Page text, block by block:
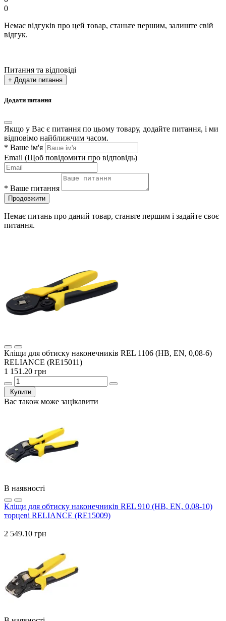
0
Немає відгуків про цей товар, станьте першим, залиште свій
відгук.
Питання та відповіді
+ Додати питання
Додати питання
Якщо у Вас є питання по цьому товару, додайте питання, і ми
відповімо найближчим часом.
* Ваше ім'я
Email (Щоб повідомити про відповідь)
* Ваше питання
Продовжити
Немає питань про даний товар, станьте першим і задайте своє
питання.
Кліщи для обтиску наконечників REL 1106 (HB, EN, 0,08-6)
RELIANCE (RE15011)
1 151.20 грн
Купити
Вас також може зацікавити
В наявності
Кліщи для обтиску наконечників REL 910 (HB, EN, 0,08-10)
торцеві RELIANCE (RE15009)
2 549.10 грн